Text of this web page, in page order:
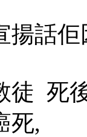
揚話
徒 死
死,